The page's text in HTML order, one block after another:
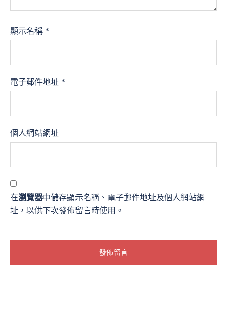
顯示名稱 *
電子郵件地址 *
個人網站網址
在瀏覽器中儲存顯示名稱、電子郵件地址及個人網站網
址，以供下次發佈留言時使用。